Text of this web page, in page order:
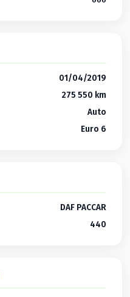
01/04/2019
275 550 km
Auto
Euro 6
DAF PACCAR
440